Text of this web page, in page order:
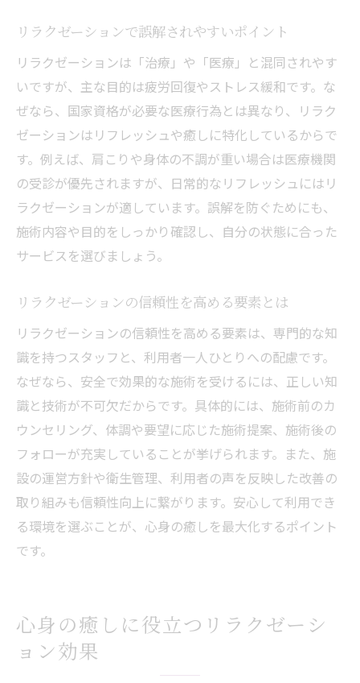
び方
リラクゼーションで得られる本当のメリット
リラクゼーションがもたらす本質的なメリ
ット
リラクゼーションの効果を実感する瞬間と
は
心身のバランスを整えるリラクゼーション
活用法
リラクゼーションのメリットを最大化する
日常生活に役立つリラクゼーションの活用
事例
リラクゼーション利用時の注意点とは
リラクゼーション利用時に知るべき注意事
項
リラクゼーション施術前に確認すべきこと
リラクゼーションサービスのリスク対策方
法
リラクゼーション選択時のトラブル回避策
体調に合わせたリラクゼーション活用の注
リラクゼーションで誤解されやすいポイント
リラクゼーションは「治療」や「医療」と混同されやす
いですが、主な目的は疲労回復やストレス緩和です。な
ぜなら、国家資格が必要な医療行為とは異なり、リラク
ゼーションはリフレッシュや癒しに特化しているからで
す。例えば、肩こりや身体の不調が重い場合は医療機関
の受診が優先されますが、日常的なリフレッシュにはリ
ラクゼーションが適しています。誤解を防ぐためにも、
施術内容や目的をしっかり確認し、自分の状態に合った
サービスを選びましょう。
リラクゼーションの信頼性を高める要素とは
リラクゼーションの信頼性を高める要素は、専門的な知
識を持つスタッフと、利用者一人ひとりへの配慮です。
なぜなら、安全で効果的な施術を受けるには、正しい知
識と技術が不可欠だからです。具体的には、施術前のカ
ウンセリング、体調や要望に応じた施術提案、施術後の
フォローが充実していることが挙げられます。また、施
設の運営方針や衛生管理、利用者の声を反映した改善の
取り組みも信頼性向上に繋がります。安心して利用でき
る環境を選ぶことが、心身の癒しを最大化するポイント
です。
心身の癒しに役立つリラクゼーシ
ョン効果